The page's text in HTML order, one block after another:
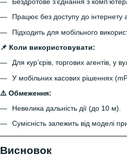
Працює без доступу до інтернету
Підходить для мобільного
📌 Коли використовувати:
Для кур’єрів, торгових агентів, у
У мобільних касових рішеннях
⚠️ Обмеження:
Невелика дальність дії (до 10 м).
Сумісність залежить від моделі
Висновок